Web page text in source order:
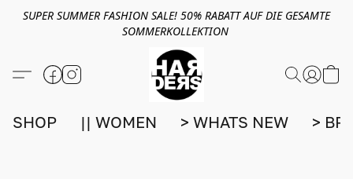
SUPER SUMMER FASHION SALE! 50% RABATT AUF DIE GESAMTE
SOMMERKOLLEKTION
SHOP || WOMEN > WHATS NEW >